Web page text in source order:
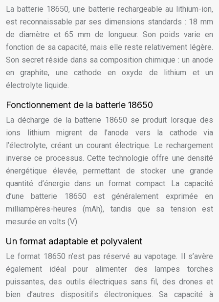
La batterie 18650, une batterie rechargeable au lithium-ion,
est reconnaissable par ses dimensions standards : 18 mm
de diamètre et 65 mm de longueur. Son poids varie en
fonction de sa capacité, mais elle reste relativement légère.
Son secret réside dans sa composition chimique : un anode
en graphite, une cathode en oxyde de lithium et un
électrolyte liquide.
Fonctionnement de la batterie 18650
La décharge de la batterie 18650 se produit lorsque des
ions lithium migrent de l’anode vers la cathode via
l’électrolyte, créant un courant électrique. Le rechargement
inverse ce processus. Cette technologie offre une densité
énergétique élevée, permettant de stocker une grande
quantité d’énergie dans un format compact. La capacité
d’une batterie 18650 est généralement exprimée en
milliampères-heures (mAh), tandis que sa tension est
mesurée en volts (V).
Un format adaptable et polyvalent
Le format 18650 n’est pas réservé au vapotage. Il s’avère
également idéal pour alimenter des lampes torches
puissantes, des outils électriques sans fil, des drones et
bien d’autres dispositifs électroniques. Sa capacité à